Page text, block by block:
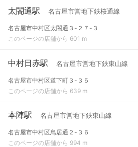
太閤通駅 名古屋市営地下鉄桜通線
名古屋市中村区太閤通３-２７-３
このページの店舗から 601 m
中村日赤駅 名古屋市営地下鉄東山線
名古屋市中村区道下町３-３５
このページの店舗から 639 m
本陣駅 名古屋市営地下鉄東山線
名古屋市中村区鳥居通２-３６
このページの店舗から 994 m